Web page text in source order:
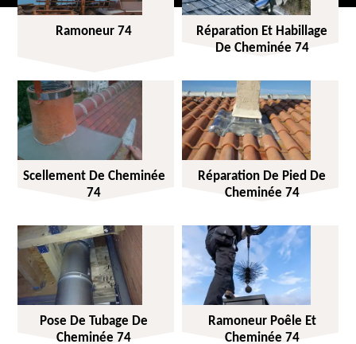
Ramoneur 74
Réparation Et Habillage
De Cheminée 74
Scellement De Cheminée
74
Réparation De Pied De
Cheminée 74
Pose De Tubage De
Cheminée 74
Ramoneur Poêle Et
Cheminée 74